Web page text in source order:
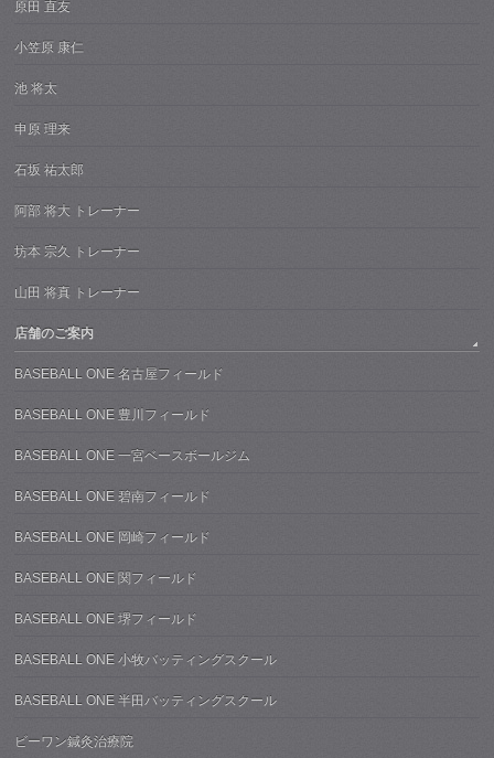
原田 直友
小笠原 康仁
池 将太
申原 理来
石坂 祐太郎
阿部 将大 トレーナー
坊本 宗久 トレーナー
山田 将真 トレーナー
店舗のご案内
BASEBALL ONE 名古屋フィールド
BASEBALL ONE 豊川フィールド
BASEBALL ONE 一宮ベースボールジム
BASEBALL ONE 碧南フィールド
BASEBALL ONE 岡崎フィールド
BASEBALL ONE 関フィールド
BASEBALL ONE 堺フィールド
BASEBALL ONE 小牧バッティングスクール
BASEBALL ONE 半田バッティングスクール
ビーワン鍼灸治療院